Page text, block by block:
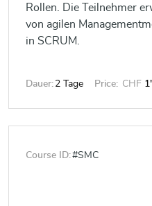
Rollen. Die Teilnehmer
von agilen
in SCRUM.
Dauer: 2 Tage Price: CHF
Course ID:#SMC